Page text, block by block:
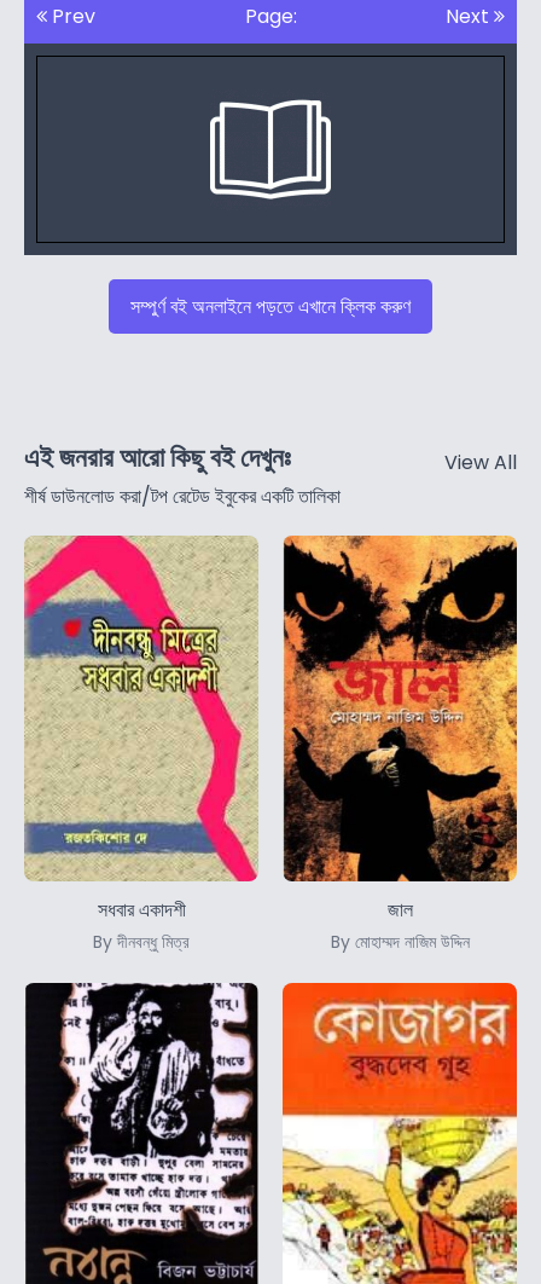
Prev Page: Next
সম্পুর্ণ বই অনলাইনে পড়তে এখানে ক্লিক করুণ
এই জনরার আরো কিছু বই দেখুনঃ
শীর্ষ ডাউনলোড করা/টপ রেটেড ইবুকের একটি তালিকা
View All
সধবার একাদশী
By দীনবন্ধু মিত্র
জাল
By মোহাম্মদ নাজিম উদ্দিন